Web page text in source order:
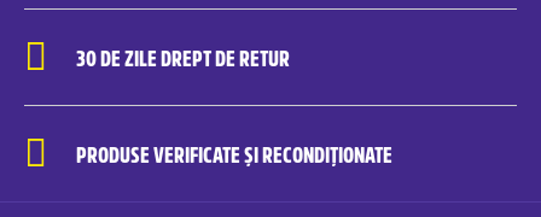
30 DE ZILE DREPT DE RETUR
PRODUSE VERIFICATE ȘI RECONDIȚIONATE